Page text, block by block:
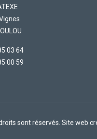
03 64
00 59
sont réservés. Site web